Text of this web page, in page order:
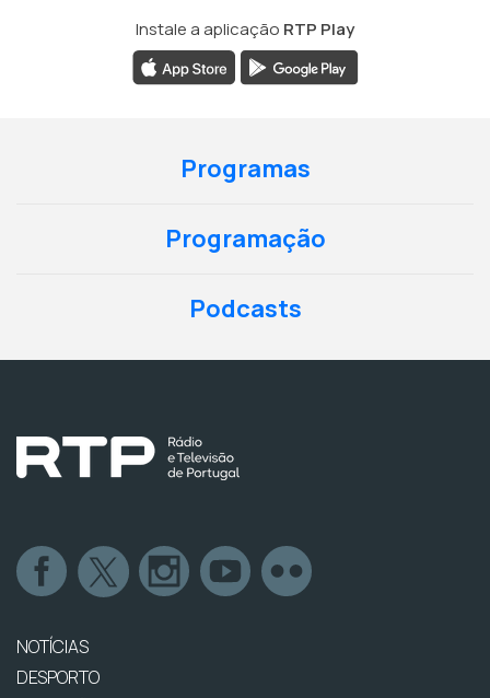
Instale a aplicação RTP Play
Programas
Programação
Podcasts
NOTÍCIAS
DESPORTO